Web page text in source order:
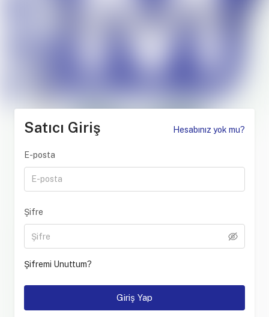
Satıcı Giriş Hesabınız yok mu?
E-posta
Şifre
Şifremi Unuttum?
Giriş Yap